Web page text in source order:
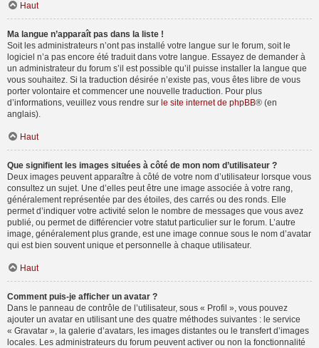
Haut
Ma langue n’apparaît pas dans la liste !
Soit les administrateurs n’ont pas installé votre langue sur le forum, soit le
logiciel n’a pas encore été traduit dans votre langue. Essayez de demander à
un administrateur du forum s’il est possible qu’il puisse installer la langue que
vous souhaitez. Si la traduction désirée n’existe pas, vous êtes libre de vous
porter volontaire et commencer une nouvelle traduction. Pour plus
d’informations, veuillez vous rendre sur le site internet de phpBB® (en
anglais).
Haut
Que signifient les images situées à côté de mon nom d’utilisateur ?
Deux images peuvent apparaître à côté de votre nom d’utilisateur lorsque vous
consultez un sujet. Une d’elles peut être une image associée à votre rang,
généralement représentée par des étoiles, des carrés ou des ronds. Elle
permet d’indiquer votre activité selon le nombre de messages que vous avez
publié, ou permet de différencier votre statut particulier sur le forum. L’autre
image, généralement plus grande, est une image connue sous le nom d’avatar
qui est bien souvent unique et personnelle à chaque utilisateur.
Haut
Comment puis-je afficher un avatar ?
Dans le panneau de contrôle de l’utilisateur, sous « Profil », vous pouvez
ajouter un avatar en utilisant une des quatre méthodes suivantes : le service
« Gravatar », la galerie d’avatars, les images distantes ou le transfert d’images
locales. Les administrateurs du forum peuvent activer ou non la fonctionnalité